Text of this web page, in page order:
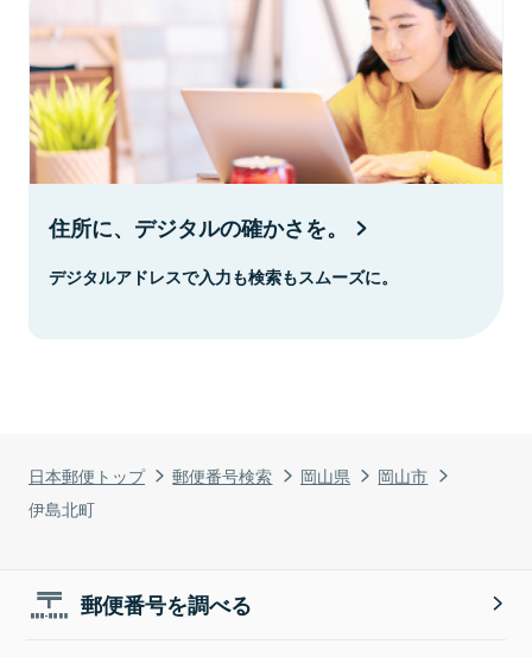
日本郵便トップ 郵便番号検索 岡山県
岡山市
伊島北町
住所に、デジタルの確かさを。
デジタルアドレスで入力も検索もスムーズに。
郵便番号を調べる